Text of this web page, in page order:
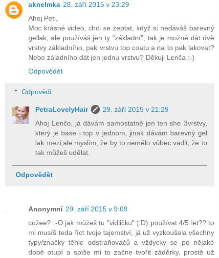
aknelmka 28. září 2015 v 23:29
Ahoj Peti,
Moc krásné video, chci se zeptat, když si nedáváš barevný
gellak, ale používáš jen ty "základní", tak je možné dát dvě
vrstvy základního, pak vrstvu top coatu a na to pak lakovat?
Nebo záladního dát jen jednu vrstvu? Děkuji Lenča :-)
Odpovědět
Odpovědi
PetraLovelyHair
29. září 2015 v 21:29
Ahoj Lenčo, já dávám samostatně jen ten she 3vrstvy,
který je base i top v jednom, jinak dávám barevný gel
lak mezi,ale myslím, že by to nemělo vůbec vadit, že to
tak můžeš udělat.
Odpovědět
Anonymní 29. září 2015 v 9:09
cožee? :-O jak můžeš tu "vidličku" (:D) používat 4/5 let?? to
mi musíš teda říct tvoje tajemství, já už vyzkoušela všechny
typy/značky těhle odstraňovačů a vždycky se po nějaké
době otupí a spíše mi to začne tvořit záděrky, prostě už